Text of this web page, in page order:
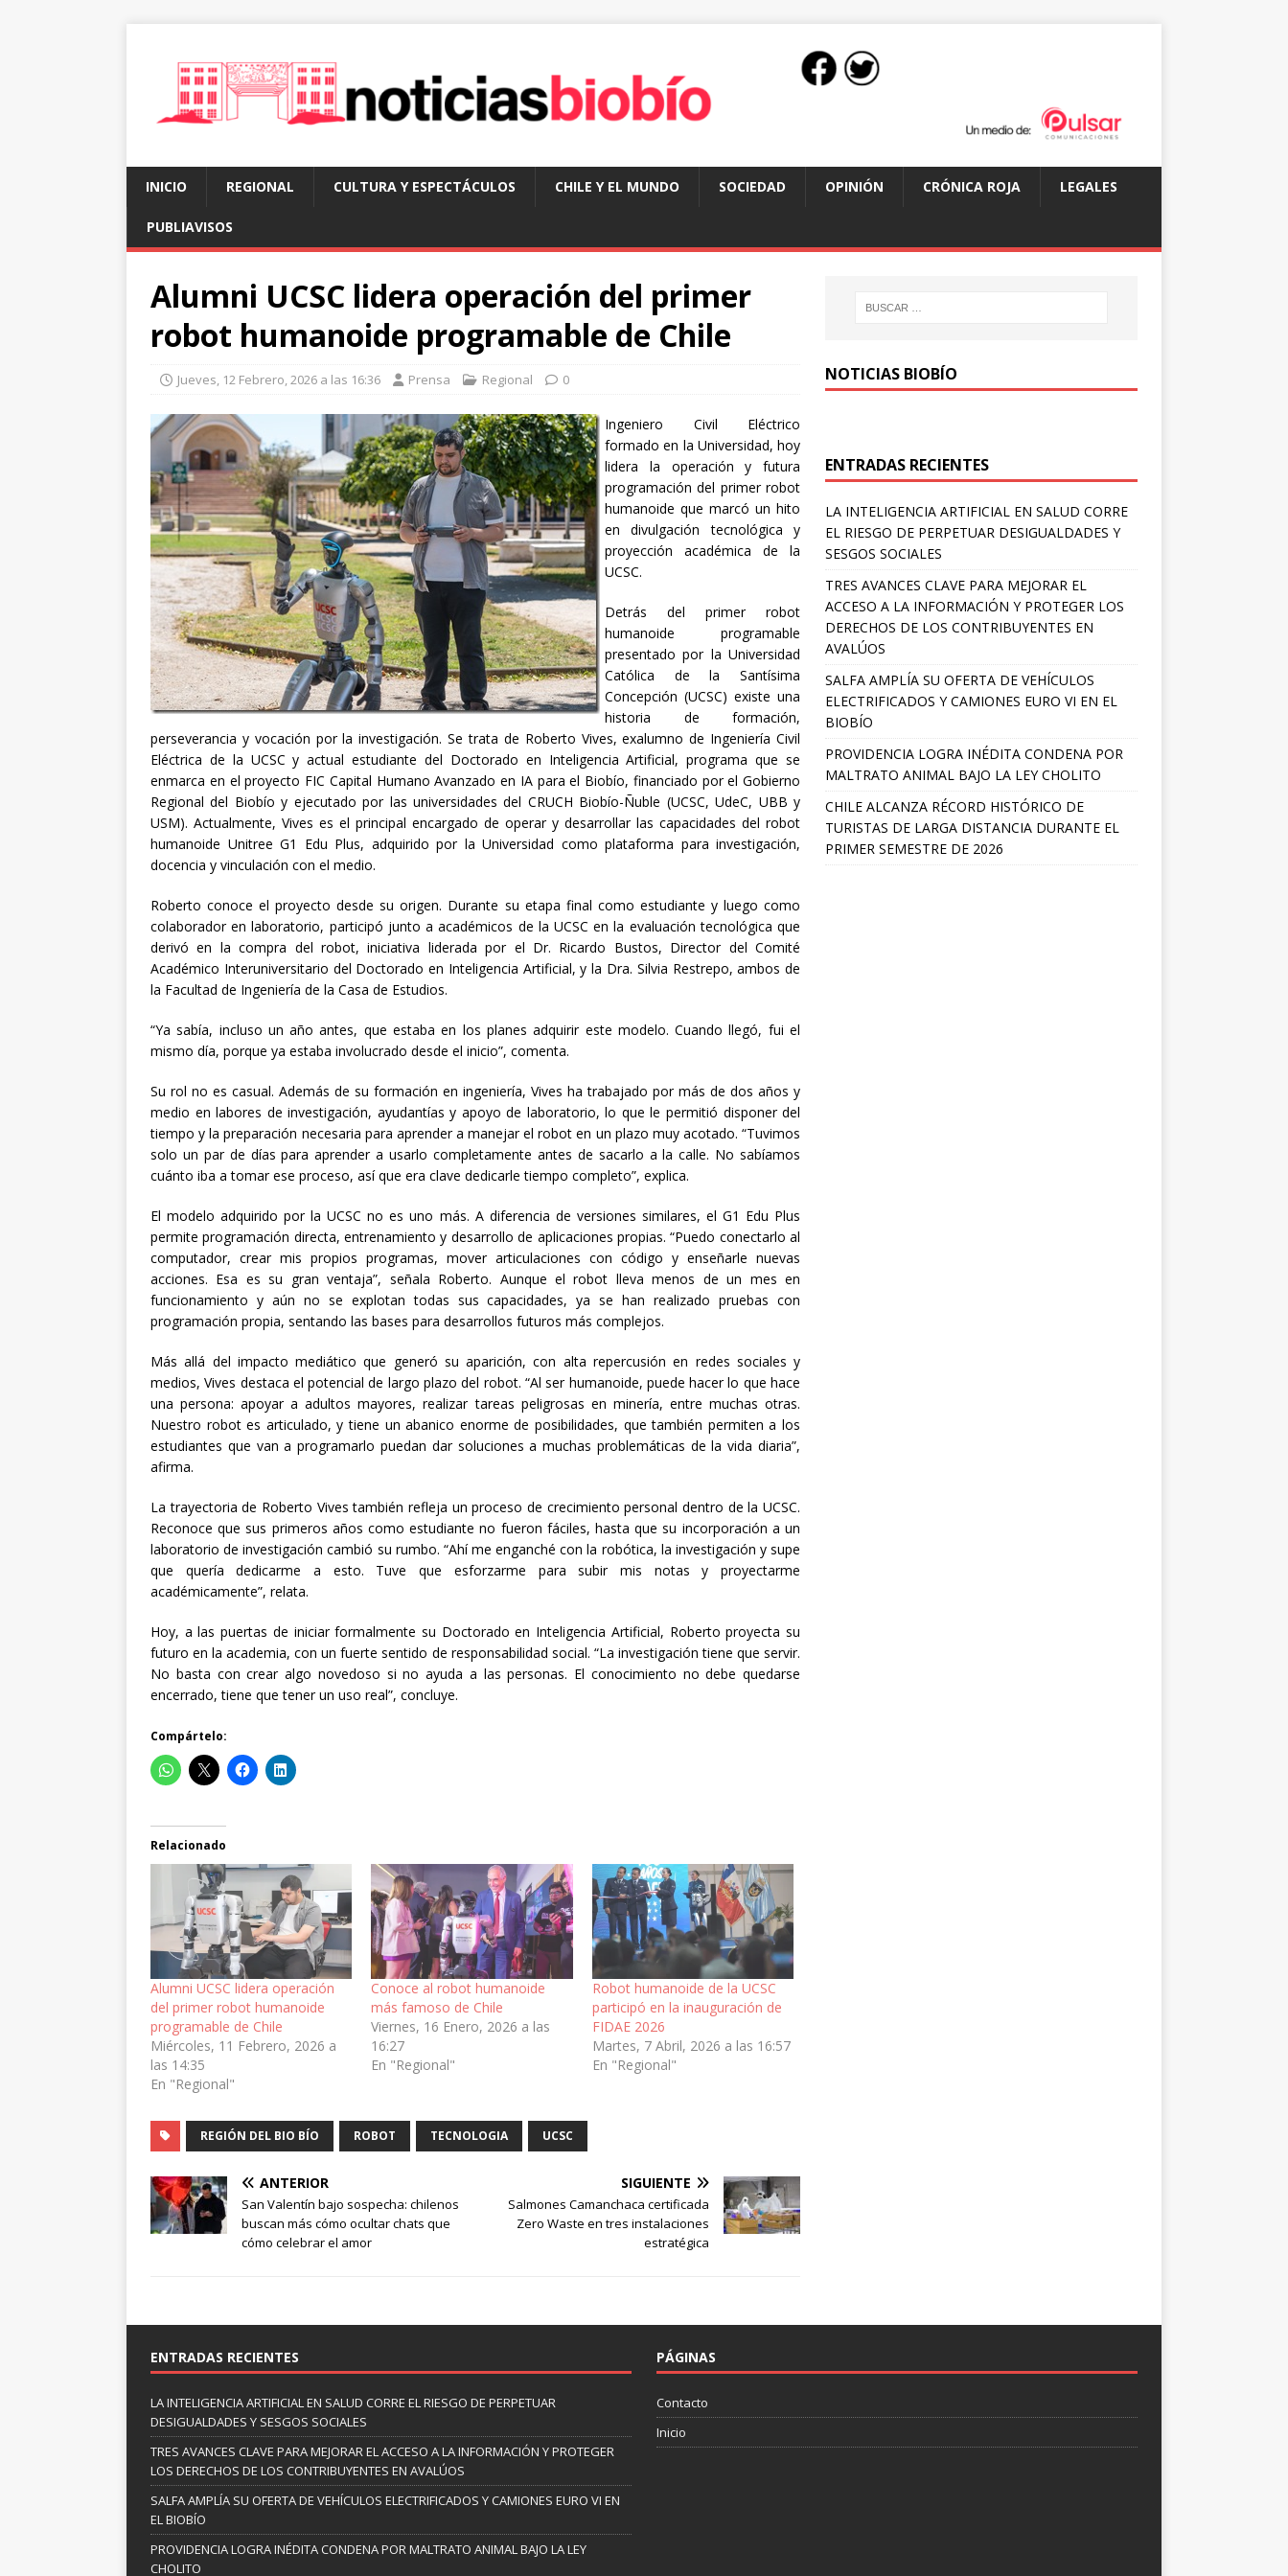
INICIO REGIONAL CULTURA Y ESPECTÁCULOS CHILE Y EL MUNDO SOCIEDAD OPINIÓN CRÓNICA ROJA LEGALES
PUBLIAVISOS
Alumni UCSC lidera operación del primer
robot humanoide programable de Chile
Jueves, 12 Febrero, 2026 a las 16:36 Prensa Regional 0
Ingeniero Civil Eléctrico
formado en la Universidad, hoy
lidera la operación y futura
programación del primer robot
humanoide que marcó un hito
en divulgación tecnológica y
proyección académica de la
UCSC.
Detrás del primer robot
humanoide programable
presentado por la Universidad
Católica de la Santísima
Concepción (UCSC) existe una
historia de formación,
perseverancia y vocación por la investigación. Se trata de Roberto Vives, exalumno de Ingeniería Civil
Eléctrica de la UCSC y actual estudiante del Doctorado en Inteligencia Artificial, programa que se
enmarca en el proyecto FIC Capital Humano Avanzado en IA para el Biobío, financiado por el Gobierno
Regional del Biobío y ejecutado por las universidades del CRUCH Biobío-Ñuble (UCSC, UdeC, UBB y
USM). Actualmente, Vives es el principal encargado de operar y desarrollar las capacidades del robot
humanoide Unitree G1 Edu Plus, adquirido por la Universidad como plataforma para investigación,
docencia y vinculación con el medio.
Roberto conoce el proyecto desde su origen. Durante su etapa final como estudiante y luego como
colaborador en laboratorio, participó junto a académicos de la UCSC en la evaluación tecnológica que
derivó en la compra del robot, iniciativa liderada por el Dr. Ricardo Bustos, Director del Comité
Académico Interuniversitario del Doctorado en Inteligencia Artificial, y la Dra. Silvia Restrepo, ambos de
la Facultad de Ingeniería de la Casa de Estudios.
“Ya sabía, incluso un año antes, que estaba en los planes adquirir este modelo. Cuando llegó, fui el
mismo día, porque ya estaba involucrado desde el inicio”, comenta.
Su rol no es casual. Además de su formación en ingeniería, Vives ha trabajado por más de dos años y
medio en labores de investigación, ayudantías y apoyo de laboratorio, lo que le permitió disponer del
tiempo y la preparación necesaria para aprender a manejar el robot en un plazo muy acotado. “Tuvimos
solo un par de días para aprender a usarlo completamente antes de sacarlo a la calle. No sabíamos
cuánto iba a tomar ese proceso, así que era clave dedicarle tiempo completo”, explica.
El modelo adquirido por la UCSC no es uno más. A diferencia de versiones similares, el G1 Edu Plus
permite programación directa, entrenamiento y desarrollo de aplicaciones propias. “Puedo conectarlo al
computador, crear mis propios programas, mover articulaciones con código y enseñarle nuevas
acciones. Esa es su gran ventaja”, señala Roberto. Aunque el robot lleva menos de un mes en
funcionamiento y aún no se explotan todas sus capacidades, ya se han realizado pruebas con
programación propia, sentando las bases para desarrollos futuros más complejos.
Más allá del impacto mediático que generó su aparición, con alta repercusión en redes sociales y
medios, Vives destaca el potencial de largo plazo del robot. “Al ser humanoide, puede hacer lo que hace
una persona: apoyar a adultos mayores, realizar tareas peligrosas en minería, entre muchas otras.
Nuestro robot es articulado, y tiene un abanico enorme de posibilidades, que también permiten a los
estudiantes que van a programarlo puedan dar soluciones a muchas problemáticas de la vida diaria”,
afirma.
La trayectoria de Roberto Vives también refleja un proceso de crecimiento personal dentro de la UCSC.
Reconoce que sus primeros años como estudiante no fueron fáciles, hasta que su incorporación a un
laboratorio de investigación cambió su rumbo. “Ahí me enganché con la robótica, la investigación y supe
que quería dedicarme a esto. Tuve que esforzarme para subir mis notas y proyectarme
académicamente”, relata.
Hoy, a las puertas de iniciar formalmente su Doctorado en Inteligencia Artificial, Roberto proyecta su
futuro en la academia, con un fuerte sentido de responsabilidad social. “La investigación tiene que servir.
No basta con crear algo novedoso si no ayuda a las personas. El conocimiento no debe quedarse
encerrado, tiene que tener un uso real”, concluye.
Compártelo:
Relacionado
Alumni UCSC lidera operación
del primer robot humanoide
programable de Chile
Miércoles, 11 Febrero, 2026 a
las 14:35
En "Regional"
Conoce al robot humanoide
más famoso de Chile
Viernes, 16 Enero, 2026 a las
16:27
En "Regional"
Robot humanoide de la UCSC
participó en la inauguración de
FIDAE 2026
Martes, 7 Abril, 2026 a las 16:57
En "Regional"
REGIÓN DEL BIO BÍO ROBOT TECNOLOGIA UCSC
ANTERIOR
San Valentín bajo sospecha: chilenos
buscan más cómo ocultar chats que
cómo celebrar el amor
SIGUIENTE
Salmones Camanchaca certificada
Zero Waste en tres instalaciones
estratégica
NOTICIAS BIOBÍO
ENTRADAS RECIENTES
LA INTELIGENCIA ARTIFICIAL EN SALUD CORRE
EL RIESGO DE PERPETUAR DESIGUALDADES Y
SESGOS SOCIALES
TRES AVANCES CLAVE PARA MEJORAR EL
ACCESO A LA INFORMACIÓN Y PROTEGER LOS
DERECHOS DE LOS CONTRIBUYENTES EN
AVALÚOS
SALFA AMPLÍA SU OFERTA DE VEHÍCULOS
ELECTRIFICADOS Y CAMIONES EURO VI EN EL
BIOBÍO
PROVIDENCIA LOGRA INÉDITA CONDENA POR
MALTRATO ANIMAL BAJO LA LEY CHOLITO
CHILE ALCANZA RÉCORD HISTÓRICO DE
TURISTAS DE LARGA DISTANCIA DURANTE EL
PRIMER SEMESTRE DE 2026
ENTRADAS RECIENTES
LA INTELIGENCIA ARTIFICIAL EN SALUD CORRE EL RIESGO DE PERPETUAR
DESIGUALDADES Y SESGOS SOCIALES
TRES AVANCES CLAVE PARA MEJORAR EL ACCESO A LA INFORMACIÓN Y PROTEGER
LOS DERECHOS DE LOS CONTRIBUYENTES EN AVALÚOS
SALFA AMPLÍA SU OFERTA DE VEHÍCULOS ELECTRIFICADOS Y CAMIONES EURO VI EN
EL BIOBÍO
PROVIDENCIA LOGRA INÉDITA CONDENA POR MALTRATO ANIMAL BAJO LA LEY
CHOLITO
PÁGINAS
Contacto
Inicio